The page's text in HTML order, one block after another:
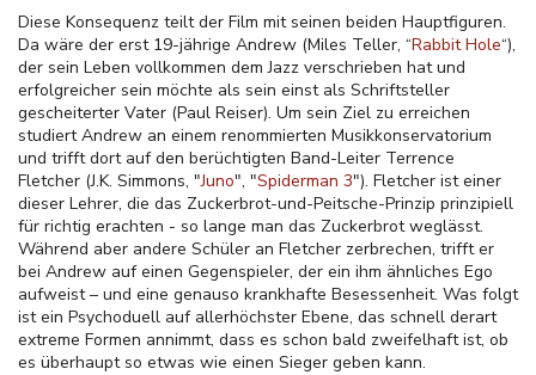
Diese Konsequenz teilt der Film mit seinen beiden Hauptfiguren.
Da wäre der erst 19-jährige Andrew (Miles Teller, “Rabbit Hole“),
der sein Leben vollkommen dem Jazz verschrieben hat und
erfolgreicher sein möchte als sein einst als Schriftsteller
gescheiterter Vater (Paul Reiser). Um sein Ziel zu erreichen
studiert Andrew an einem renommierten Musikkonservatorium
und trifft dort auf den berüchtigten Band-Leiter Terrence
Fletcher (J.K. Simmons, "Juno", "Spiderman 3"). Fletcher ist einer
dieser Lehrer, die das Zuckerbrot-und-Peitsche-Prinzip prinzipiell
für richtig erachten - so lange man das Zuckerbrot weglässt.
Während aber andere Schüler an Fletcher zerbrechen, trifft er
bei Andrew auf einen Gegenspieler, der ein ihm ähnliches Ego
aufweist – und eine genauso krankhafte Besessenheit. Was folgt
ist ein Psychoduell auf allerhöchster Ebene, das schnell derart
extreme Formen annimmt, dass es schon bald zweifelhaft ist, ob
es überhaupt so etwas wie einen Sieger geben kann.